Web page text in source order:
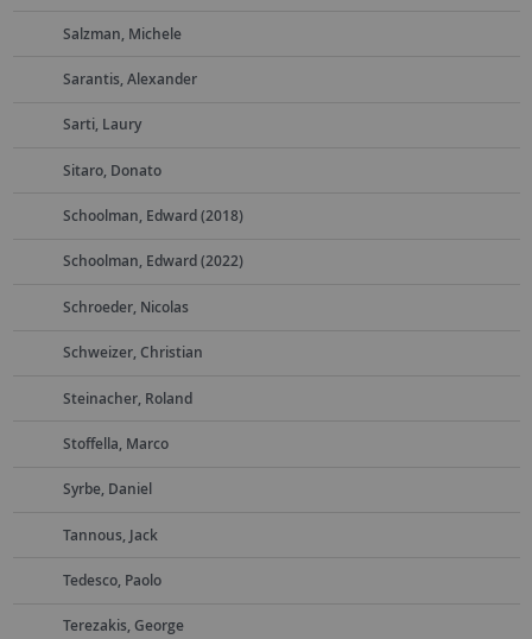
Salzman, Michele
Sarantis, Alexander
Sarti, Laury
Sitaro, Donato
Schoolman, Edward (2018)
Schoolman, Edward (2022)
Schroeder, Nicolas
Schweizer, Christian
Steinacher, Roland
Stoffella, Marco
Syrbe, Daniel
Tannous, Jack
Tedesco, Paolo
Terezakis, George